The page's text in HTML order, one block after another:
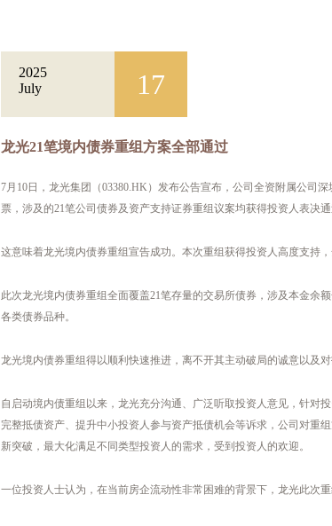
2025
July
17
龙光21笔境内债券重组方案全部通过
7月10日，龙光集团（03380.HK）发布公告宣布，公司全资附属公司
票，涉及的21笔公司债券及资产支持证券重组议案均获得投资人表决通
这意味着龙光境内债券重组宣告成功。本次重组获得投资人高度支持，
此次龙光境内债券重组全面覆盖21笔存量的交易所债券，涉及本金余
各类债券品种。
龙光境内债券重组得以顺利快速推进，离不开其主动破局的诚意以及对
自启动境内债重组以来，龙光充分沟通、广泛听取投资人意见，针对
完整抵债资产、提升中小投资人参与资产抵债机会等诉求，公司对重
新突破，最大化满足不同类型投资人的需求，受到投资人的欢迎。
一位投资人士认为，在当前房企流动性非常困难的背景下，龙光此次